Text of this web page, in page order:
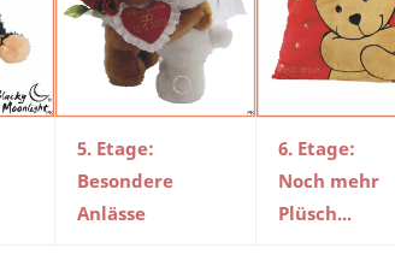
5. Etage:
Besondere
Anlässe
6. Etage:
Noch mehr
Plüsch...